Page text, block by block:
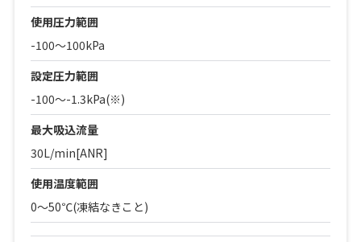
使用圧力範囲
-100～100kPa
設定圧力範囲
-100～-1.3kPa(※)
最大吸込流量
30L/min[ANR]
使用温度範囲
0～50℃(凍結なきこと)